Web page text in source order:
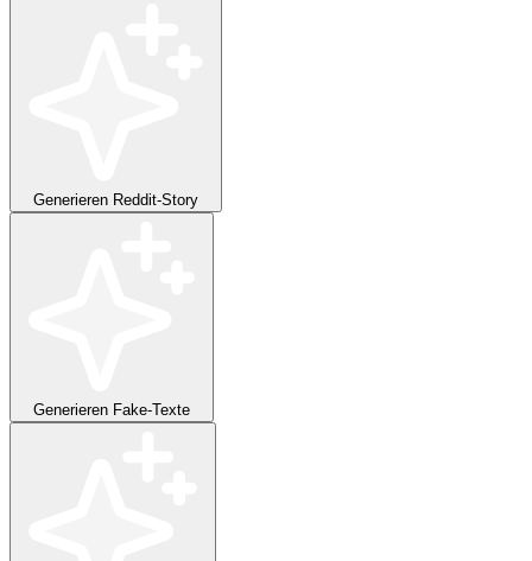
Generieren Reddit-Story
Generieren Fake-Texte